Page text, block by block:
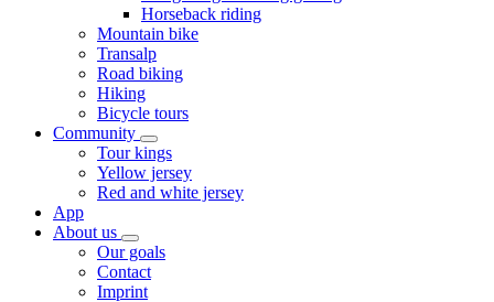
Horseback riding
Mountain bike
Transalp
Road biking
Hiking
Bicycle tours
Community
Tour kings
Yellow jersey
Red and white jersey
App
About us
Our goals
Contact
Imprint